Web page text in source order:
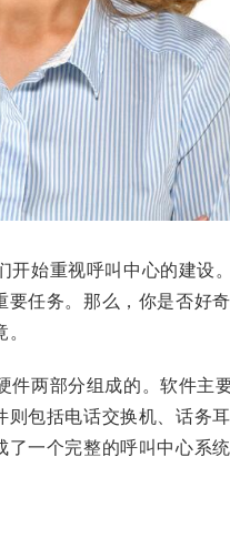
始重视呼叫中心的建设
任务。那么，你是否好
两部分组成的。软件主
包括电话交换机、话务
一个完整的呼叫中心系统